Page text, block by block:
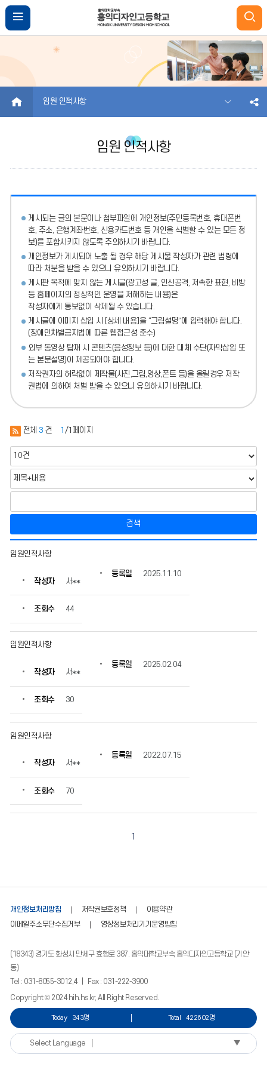
HOME 임원 인적사항
임원 인적사항
게시되는 글의 본문이나 첨부파일에
개인정보(주민등록번호, 휴대폰번
호, 주소, 은행계좌번호, 신용카드번호 등 개인을 식별할 수 있는 모든 정
보)를 포함시키지 않도록 주의하시기 바랍니다.
개인정보가 게시되어 노출 될 경우 해당 게시물 작성자가 관련 법령에
따라 처분을 받을 수 있으니 유의하시기 바랍니다.
게시판 목적에 맞지 않는 게시글(광고성 글, 인신공격, 저속한 표현, 비방
등 홈페이지의 정상적인 운영을 저해하는 내용)은
작성자에게 통보없이 삭제될 수 있습니다.
게시글에 이미지 삽입 시 [상세 내용]을 “그림설명”에 입력해야 합니다.
(장애인차별금지법에 따른 웹접근성 준수)
외부 동영상 탑재 시 콘텐츠(음성정보 등)에 대한 대체 수단(자막삽입 또
는 본문설명)이 제공되어야 합니다.
저작권자의 허락없이 제작물(사진,그림,영상,폰트 등)을 올릴경우 저작
권법에 의하여 처벌 받을 수 있으니 유의하시기 바랍니다.
전체 3 건 1 /1페이지
검색
원
사
게
시
작
자,
있
니
임원인적사항
작성자 서**
등록일 2025.11.10
조회수 44
임원인적사항
작성자 서**
등록일 2025.02.04
조회수 30
임원인적사항
작성자 서**
등록일 2022.07.15
조회수 70
1
개인정보처리방침 저작권보호정책
이용약관
이메일주소무단수집거부
영상정보처리기기운영방침
(18343) 경기도 화성시 만세구 효행로 387. 홍익대학교부속 홍익디자인고등학교 (기안
동)
Tel : 031-8055-3012,4 | Fax : 031-222-3900
Copyright © 2024 hih.hs.kr, All Right Reserved.
Today 343명 Total 422602명
Select Language ▼